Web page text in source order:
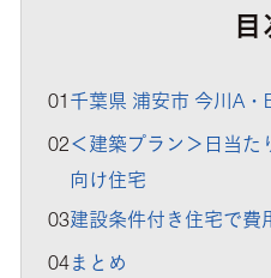
目
01 千葉県 浦安市 今川A・
02＜建築プラン＞日当た
向け住宅
03建設条件付き住宅で費
04まとめ